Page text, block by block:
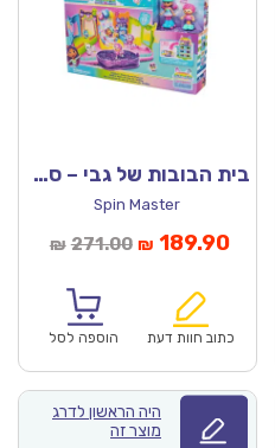
בית הבובות של גבי – סט חדר מסיבה
Spin Master
₪ 271.00המחיר
₪271.00.
₪ 189.90המחיר
כתוב חוות דעת הוספה לסל
היה הראשון לדרג
מוצר זה